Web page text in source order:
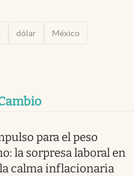
dólar México
para el peso
la sorpresa laboral en
calma inflacionaria